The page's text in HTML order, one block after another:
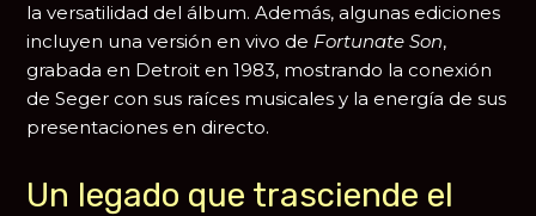
la versatilidad del álbum. Además, algunas ediciones
incluyen una versión en vivo de Fortunate Son,
grabada en Detroit en 1983, mostrando la conexión
de Seger con sus raíces musicales y la energía de sus
presentaciones en directo.
Un legado que trasciende el